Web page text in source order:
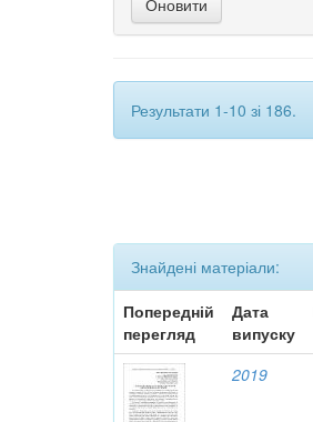
Результати 1-10 зі 186.
Знайдені матеріали:
Попередній
перегляд
Дата
випуску
2019